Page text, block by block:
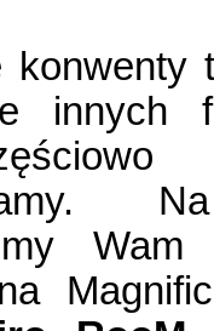
konwenty
innych